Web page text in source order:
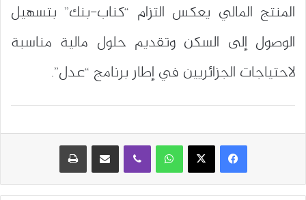
المنتج المالي يعكس التزام “كناب-بنك” بتسهيل
الوصول إلى السكن وتقديم حلول مالية مناسبة
لاحتياجات الجزائريين في إطار برنامج “عدل”.
واتساب مشاركة عبر البريد